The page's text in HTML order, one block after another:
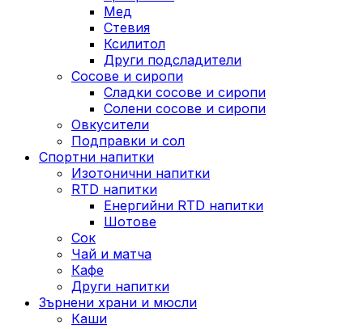
Мед
Стевия
Ксилитол
Други подсладители
Сосове и сиропи
Сладки сосове и сиропи
Солени сосове и сиропи
Овкусители
Подправки и сол
Спортни напитки
Изотонични напитки
RTD напитки
Енергийни RTD напитки
Шотове
Сок
Чай и матча
Кафе
Други напитки
Зърнени храни и мюсли
Каши